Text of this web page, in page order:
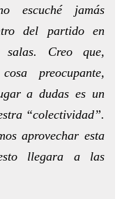
escuché jamás
del partido en
Creo que,
preocupante,
a dudas es un
“colectividad”.
aprovechar esta
llegara a las